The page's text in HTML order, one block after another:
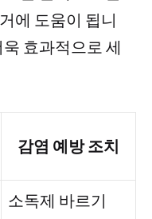
에 도움이 됩니
효과적으로 세
감염 예방 조치
소독제 바르기